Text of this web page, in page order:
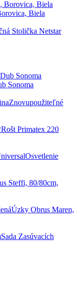
Biela
Stolička Netstar
Sonoma
Znovupoužiteľné
Rošt Primatex 220
Osvetlenie
Steffi, 80/80cm,
Úzky Obrus Maren,
Sada Zasúvacích